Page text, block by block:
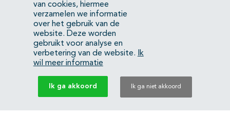
(088) 505 34 34
info@richtlijnendatabase.nl
YouTubeLinkedIn
KvK Federatie Medisch Specialisten:40483480
Privacyverklaring
van cookies, hiermee
verzamelen we informatie
over het gebruik van de
website. Deze worden
gebruikt voor analyse en
verbetering van de website.
Ik
wil meer informatie
Ik ga akkoord Ik ga niet akkoord